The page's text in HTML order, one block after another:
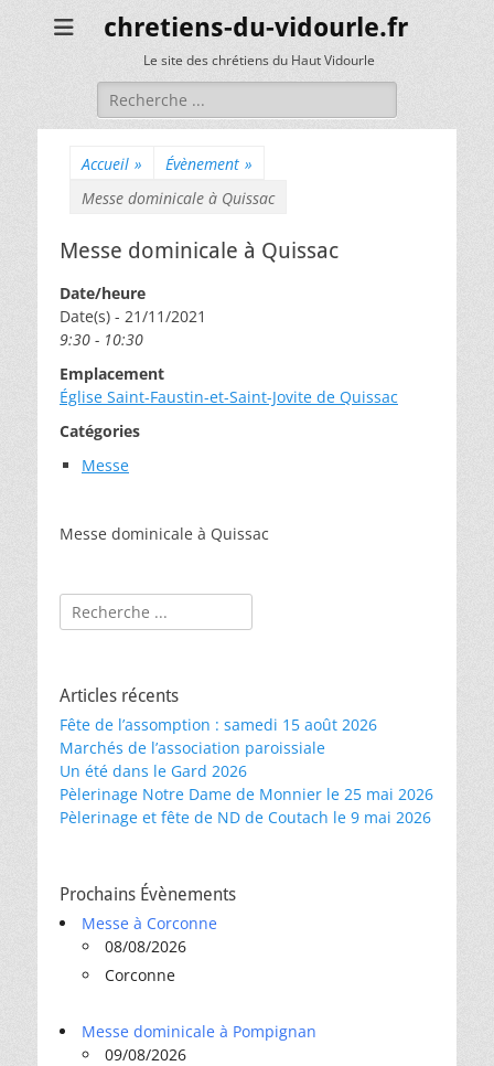
chretiens-du-vidourle.fr
Le site des chrétiens du Haut Vidourle
Rechercher :
Accueil » Évènement »
Messe dominicale à Quissac
Messe dominicale à Quissac
Date/heure
Date(s) - 21/11/2021
9:30 - 10:30
Emplacement
Église Saint-Faustin-et-Saint-Jovite de Quissac
Catégories
Messe
Messe dominicale à Quissac
Rechercher :
Articles récents
Fête de l’assomption : samedi 15 août 2026
Marchés de l’association paroissiale
Un été dans le Gard 2026
Pèlerinage Notre Dame de Monnier le 25 mai 2026
Pèlerinage et fête de ND de Coutach le 9 mai 2026
Prochains Évènements
Messe à Corconne
08/08/2026
Corconne
Messe dominicale à Pompignan
09/08/2026